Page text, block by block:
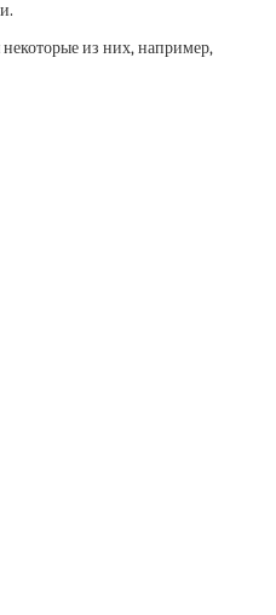
некоторые из них, например,